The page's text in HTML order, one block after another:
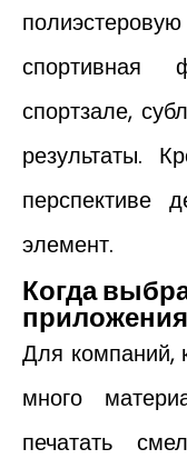
спортзале,
результаты.
перспективе
элемент.
Когда
Для компаний,
много
печатать